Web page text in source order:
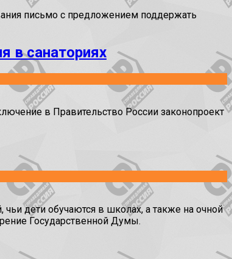
письмо с предложением поддержать
в санаториях
в Правительство России законопроект
дети обучаются в школах, а также на очной
Государственной Думы.